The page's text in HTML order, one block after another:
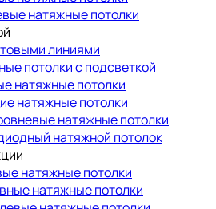
натяжные потолки
линиями
потолки с подсветкой
натяжные потолки
натяжные потолки
натяжные потолки
натяжной потолок
натяжные потолки
натяжные потолки